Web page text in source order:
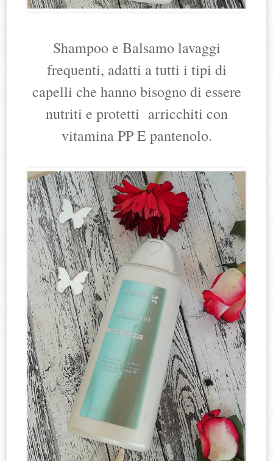
Shampoo e Balsamo lavaggi
frequenti, adatti a tutti i tipi di
capelli che hanno bisogno di essere
nutriti e protetti arricchiti con
vitamina PP E pantenolo.